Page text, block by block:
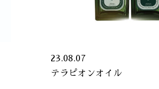
23.08.07
テラピオンオイル